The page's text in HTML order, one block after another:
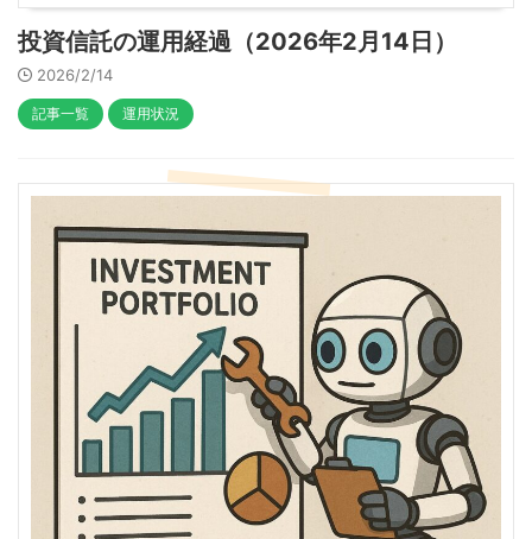
投資信託の運用経過（2026年2月14日）
2026/2/14
記事一覧 運用状況